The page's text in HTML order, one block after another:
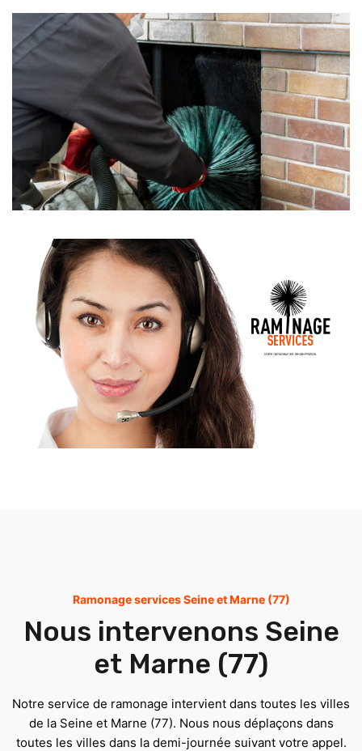
Ramonage services Seine et Marne (77)
Nous intervenons Seine
et Marne (77)
Notre service de ramonage intervient dans toutes les villes
de la Seine et Marne (77). Nous nous déplaçons dans
toutes les villes dans la demi-journée suivant votre appel.